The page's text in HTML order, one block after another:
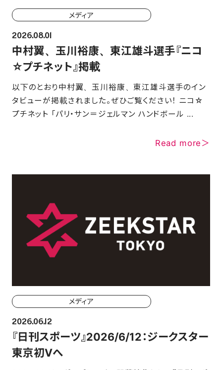
FAN CLUB
マイページはこちら
CSR
SHOP
CONTACT
CSRのご依頼
スクール体験・入会希望
メディア
2026.08.01
中村翼、玉川裕康、東江雄斗選手『ニコ
☆プチネット』掲載
以下のとおり中村翼、玉川裕康、東江雄斗選手のイン
タビューが掲載されました。ぜひご覧ください！ ニコ☆
プチネット 「パリ・サン＝ジェルマン ハンドボール ...
Read more＞
メディア
2026.06.12
『日刊スポーツ』2026/6/12：ジークスター
東京初Vへ